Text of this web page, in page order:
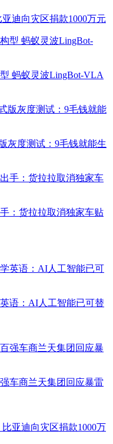
迪向灾区捐款1000万元
蚂蚁灵波LingBot-VLA
灰度测试：9毛钱就能生
：货拉拉取消独家车贴
语：AI人工智能已可替
车商兰天集团回应暴雷